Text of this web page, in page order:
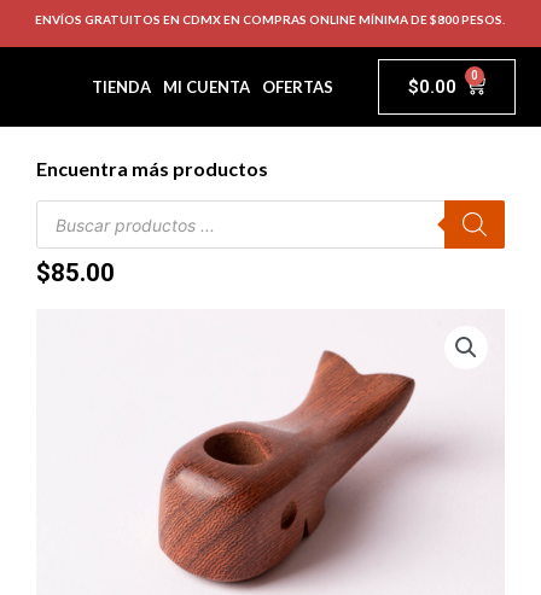
ENVÍOS GRATUITOS EN CDMX EN COMPRAS ONLINE MÍNIMA DE $800 PESOS.
TIENDA MI CUENTA OFERTAS $0.00 0
Encuentra más productos
$85.00